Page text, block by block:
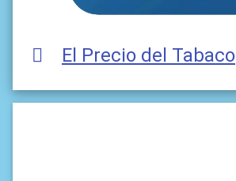
El Precio del Tabaco